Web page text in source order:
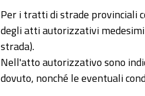
Per i tratti di strade provinciali
degli atti autorizzativi
strada).
Nell'atto autorizzativo sono
dovuto, nonché le eventuali